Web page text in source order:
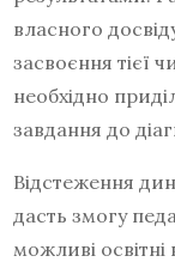
власного
засвоєння тієї
необхідно
завдання до
Відстеження
дасть змогу
можливі